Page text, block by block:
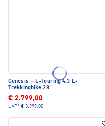
Genesis · E-Touring 4.3 E-
Trekkingbike 28"
€ 2.799,00
UVP* € 3.999,00